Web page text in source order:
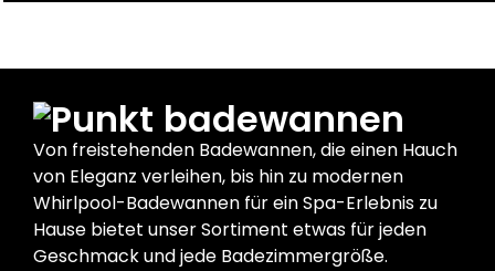
badewannen
Von freistehenden Badewannen, die einen Hauch
von Eleganz verleihen, bis hin zu modernen
Whirlpool-Badewannen für ein Spa-Erlebnis zu
Hause bietet unser Sortiment etwas für jeden
Geschmack und jede Badezimmergröße.